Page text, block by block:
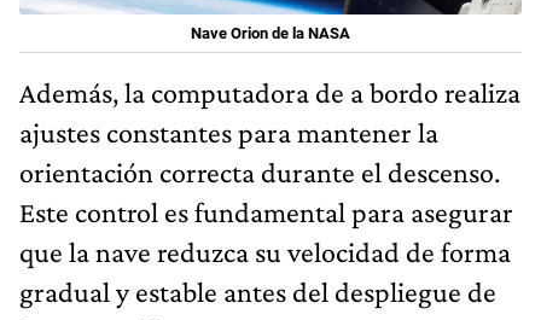
Nave Orion de la NASA
Además, la computadora de a bordo realiza
ajustes constantes para mantener la
orientación correcta durante el descenso.
Este control es fundamental para asegurar
que la nave reduzca su velocidad de forma
gradual y estable antes del despliegue de